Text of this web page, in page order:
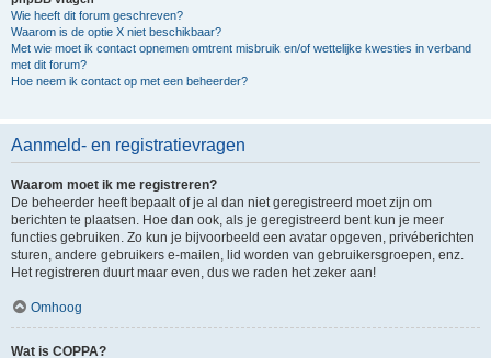
Wie heeft dit forum geschreven?
Waarom is de optie X niet beschikbaar?
Met wie moet ik contact opnemen omtrent misbruik en/of wettelijke kwesties in verband
met dit forum?
Hoe neem ik contact op met een beheerder?
Aanmeld- en registratievragen
Waarom moet ik me registreren?
De beheerder heeft bepaalt of je al dan niet geregistreerd moet zijn om
berichten te plaatsen. Hoe dan ook, als je geregistreerd bent kun je meer
functies gebruiken. Zo kun je bijvoorbeeld een avatar opgeven, privéberichten
sturen, andere gebruikers e-mailen, lid worden van gebruikersgroepen, enz.
Het registreren duurt maar even, dus we raden het zeker aan!
Omhoog
Wat is COPPA?